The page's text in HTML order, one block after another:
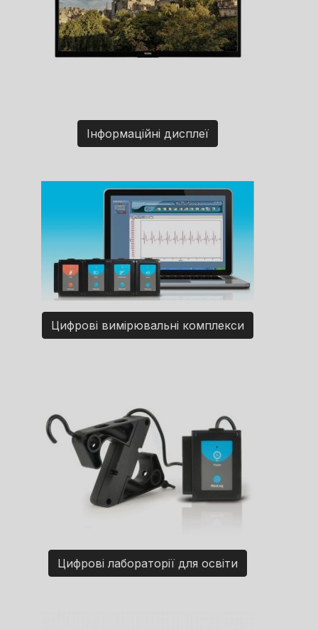
Інформаційні дисплеї
Цифрові вимірювальні комплекси
Цифрові лабораторії для освіти